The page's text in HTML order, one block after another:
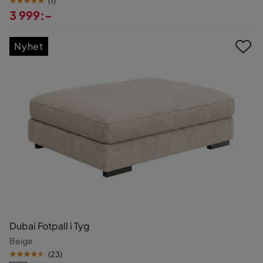
3 999:-
Dubai Fotpall i Tyg
Beige
(23)
Nyhet